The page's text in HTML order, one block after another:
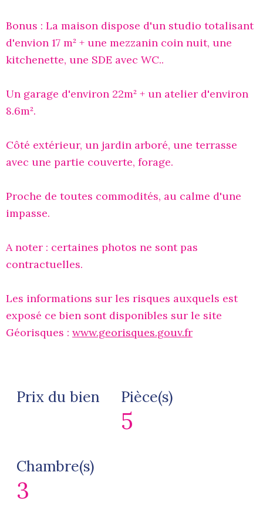
Bonus : La maison dispose d'un studio totalisant
d'envion 17 m² + une mezzanin coin nuit, une
kitchenette, une SDE avec WC..
Un garage d'environ 22m² + un atelier d'environ
8.6m².
Côté extérieur, un jardin arboré, une terrasse
avec une partie couverte, forage.
Proche de toutes commodités, au calme d'une
impasse.
A noter : certaines photos ne sont pas
contractuelles.
Les informations sur les risques auxquels est
exposé ce bien sont disponibles sur le site
Géorisques : www.georisques.gouv.fr
Prix du bien Pièce(s)
5
Chambre(s)
3